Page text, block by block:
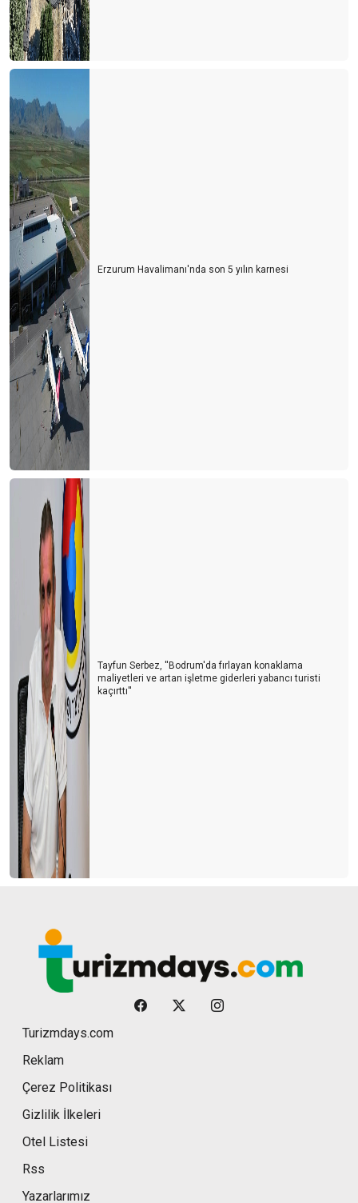
Erzurum Havalimanı'nda son 5 yılın karnesi
Tayfun Serbez, ''Bodrum'da fırlayan konaklama
maliyetleri ve artan işletme giderleri yabancı turisti
kaçırttı''
Turizmdays.com
Reklam
Çerez Politikası
Gizlilik İlkeleri
Otel Listesi
Rss
Yazarlarımız